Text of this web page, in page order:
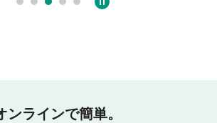
ンラインで簡単。